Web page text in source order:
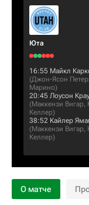
Юта
16:55 Майкл
(Джон-Ясон
Марино)
20:45 Лоусон
(Маккензи Вигар,
Келлер)
38:52 Кайлер
(Маккензи Вигар,
Келлер)
О матче